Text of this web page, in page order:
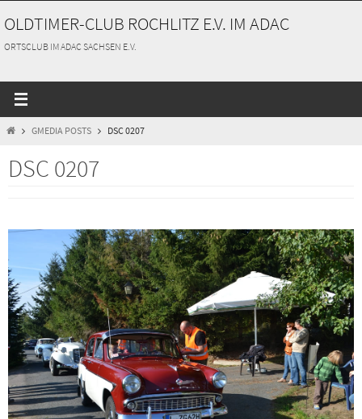
Inhalt
springen
OLDTIMER-CLUB ROCHLITZ E.V. IM ADAC
ORTSCLUB IM ADAC SACHSEN E.V.
STARTGMEDIA POSTS DSC 0207
DSC 0207